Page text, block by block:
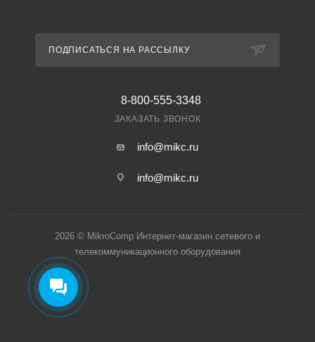
ПОДПИСАТЬСЯ НА РАССЫЛКУ
8-800-555-3348
ЗАКАЗАТЬ ЗВОНОК
info@mikc.ru
info@mikc.ru
2026 © MikroComp Интернет-магазин сетевого и
телекоммуникационного оборудования